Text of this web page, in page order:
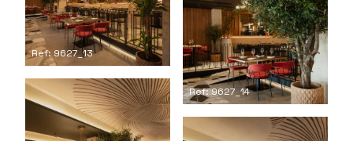
Ref: 9627_13
Ref: 9627_14